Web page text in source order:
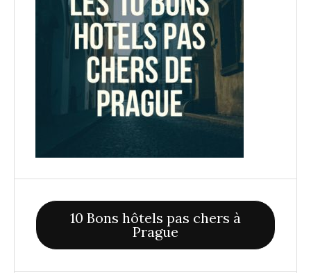
10 Bons hôtels pas chers à
Prague